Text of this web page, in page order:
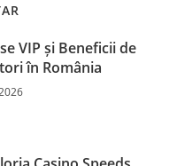
VIP și Beneficii de
în România